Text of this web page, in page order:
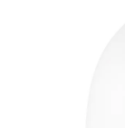
Ativar